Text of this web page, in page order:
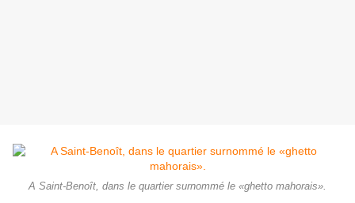
A Saint-Benoît, dans le quartier surnommé le «ghetto mahorais».